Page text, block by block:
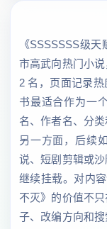
《SSSSSSS级
市高武向热门小
2 名，页面记录
书最适合作为一
名、作者名、分
另一方面，后续
说、短剧剪辑或
继续挂载。对内
不灭》的价值不
子、改编方向和